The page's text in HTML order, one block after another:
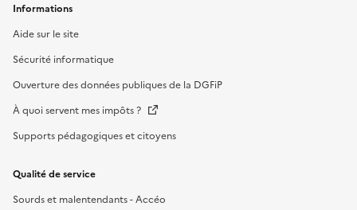
Informations
Aide sur le site
Sécurité informatique
Ouverture des données publiques de la DGFiP
À quoi servent mes impôts ?
Supports pédagogiques et citoyens
Qualité de service
Sourds et malentendants - Accéo